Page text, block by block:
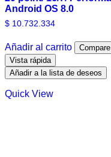
Android OS 8.0
$ 10.732.334
Añadir al carrito
Compare
Vista rápida
Añadir a la lista de deseos
Quick View